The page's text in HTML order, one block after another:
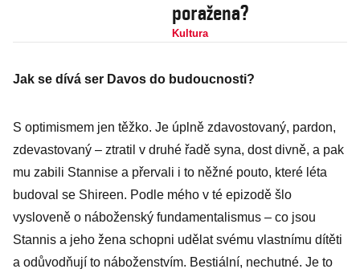
poražena?
Kultura
Jak se dívá ser Davos do budoucnosti?
S optimismem jen těžko. Je úplně zdavostovaný, pardon,
zdevastovaný – ztratil v druhé řadě syna, dost divně, a pak
mu zabili Stannise a přervali i to něžné pouto, které léta
budoval se Shireen. Podle mého v té epizodě šlo
vysloveně o náboženský fundamentalismus – co jsou
Stannis a jeho žena schopni udělat svému vlastnímu dítěti
a odůvodňují to náboženstvím. Bestiální, nechutné. Je to